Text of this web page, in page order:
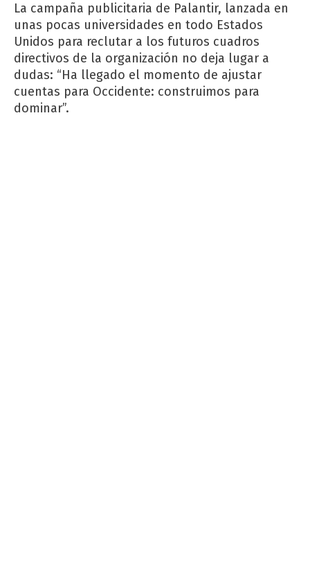
La campaña publicitaria de Palantir, lanzada en
unas pocas universidades en todo Estados
Unidos para reclutar a los futuros cuadros
directivos de la organización no deja lugar a
dudas: “Ha llegado el momento de ajustar
cuentas para Occidente: construimos para
dominar”.